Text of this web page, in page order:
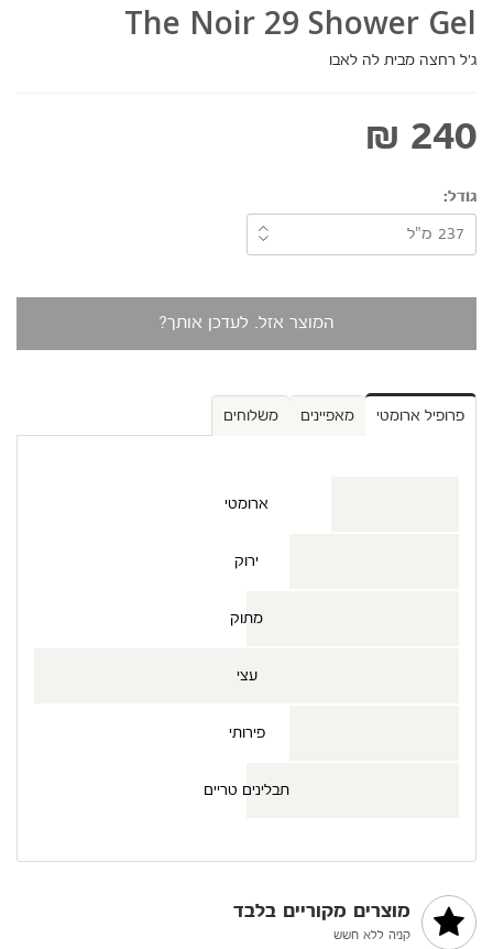
The Noir 29 Shower Gel
ג'ל רחצה מבית לה לאבו
240 ₪
גודל
המוצר אזל. לעדכן אותך?
פרופיל ארומטי מאפיינים משלוחים
ארומטי
ירוק
מתוק
עצי
פירותי
תבלינים טריים
מוצרים מקוריים בלבד
קניה ללא חשש